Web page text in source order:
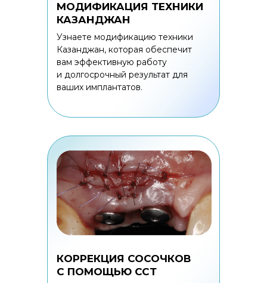
Узнаете модификацию техники
Казанджан, которая обеспечит
вам эффективную работу
и долгосрочный результат для
ваших имплантатов.
МОДИФИКАЦИЯ ТЕХНИКИ
КАЗАНДЖАН
КОРРЕКЦИЯ СОСОЧКОВ
С ПОМОЩЬЮ ССТ